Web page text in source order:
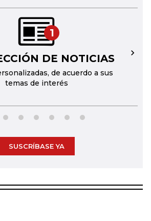
1
DE NOTICIAS
de acuerdo a sus
temas de interés
→
SUSCRÍBASE YA